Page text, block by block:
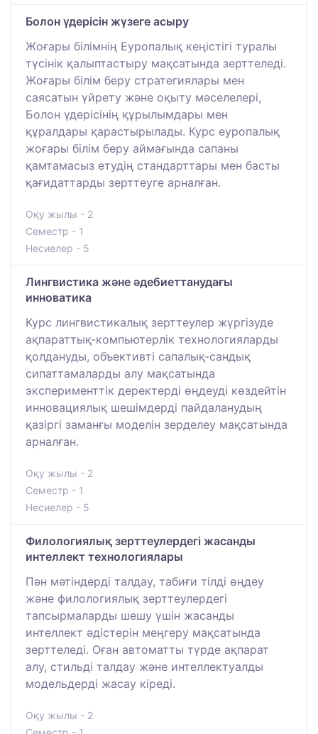
Болон үдерісін жүзеге асыру
Жоғары білімнің Еуропалық кеңістігі туралы
түсінік қалыптастыру мақсатында зерттеледі.
Жоғары білім беру стратегиялары мен
саясатын үйрету және оқыту мәселелері,
Болон үдерісінің құрылымдары мен
құралдары қарастырылады. Курс еуропалық
жоғары білім беру аймағында сапаны
қамтамасыз етудің стандарттары мен басты
қағидаттарды зерттеуге арналған.
Оқу жылы - 2
Семестр - 1
Несиелер - 5
Лингвистика және әдебиеттанудағы
инноватика
Курс лингвистикалық зерттеулер жүргізуде
ақпараттық-компьютерлік технологияларды
қолдануды, объективті сапалық-сандық
сипаттамаларды алу мақсатында
эксперименттік деректерді өңдеуді көздейтін
инновациялық шешімдерді пайдаланудың
қазіргі заманғы моделін зерделеу мақсатында
арналған.
Оқу жылы - 2
Семестр - 1
Несиелер - 5
Филологиялық зерттеулердегі жасанды
интеллект технологиялары
Пән мәтіндерді талдау, табиғи тілді өңдеу
және филологиялық зерттеулердегі
тапсырмаларды шешу үшін жасанды
интеллект әдістерін меңгеру мақсатында
зерттеледі. Оған автоматты түрде ақпарат
алу, стильді талдау және интеллектуалды
модельдерді жасау кіреді.
Оқу жылы - 2